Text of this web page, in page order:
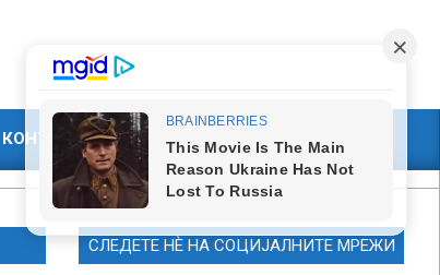
КОНТАКТ МАРКЕТИНГ
СЛЕДЕТЕ НЀ НА СОЦИЈАЛНИТЕ МРЕЖИ